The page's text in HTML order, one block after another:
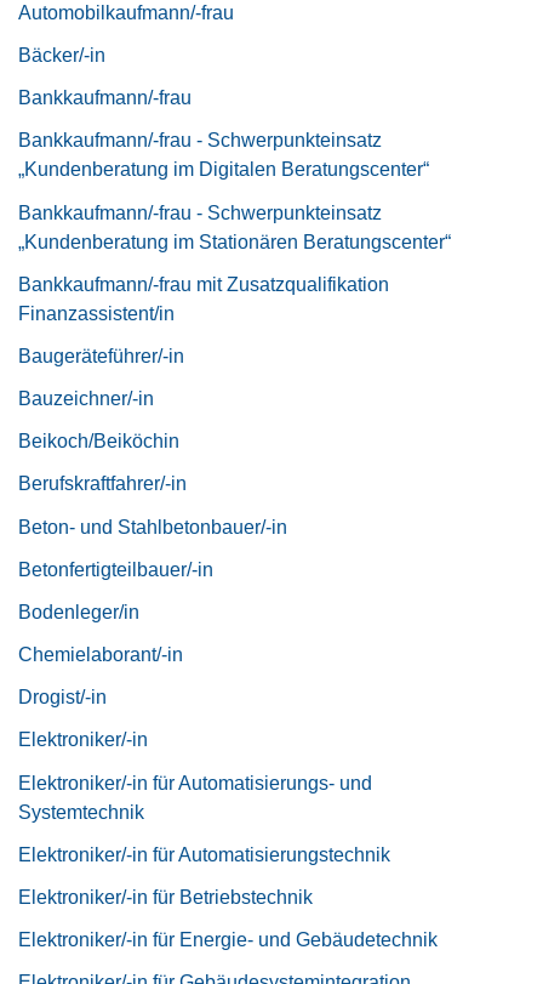
Automobilkaufmann/-frau
Bäcker/-in
Bankkaufmann/-frau
Bankkaufmann/-frau - Schwerpunkteinsatz
„Kundenberatung im Digitalen Beratungscenter“
Bankkaufmann/-frau - Schwerpunkteinsatz
„Kundenberatung im Stationären Beratungscenter“
Bankkaufmann/-frau mit Zusatzqualifikation
Finanzassistent/in
Baugeräteführer/-in
Bauzeichner/-in
Beikoch/Beiköchin
Berufskraftfahrer/-in
Beton- und Stahlbetonbauer/-in
Betonfertigteilbauer/-in
Bodenleger/in
Chemielaborant/-in
Drogist/-in
Elektroniker/-in
Elektroniker/-in für Automatisierungs- und
Systemtechnik
Elektroniker/-in für Automatisierungstechnik
Elektroniker/-in für Betriebstechnik
Elektroniker/-in für Energie- und Gebäudetechnik